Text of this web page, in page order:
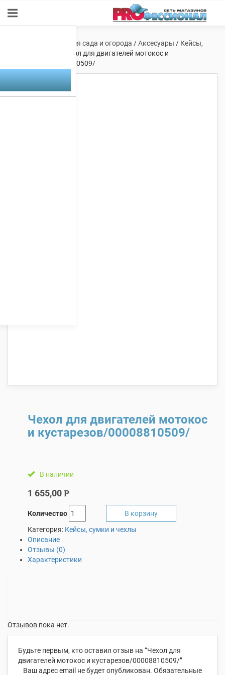
Техника для сада и огорода /Аксесуары / Кейсы,
/ Чехол для двигателей мотокос и
кустарезов/00008810509/
Чехол для двигателей мотокос
и кустарезов/00008810509/
В наличии
1 655,00 Р
Количество
В корзину
Категория: Кейсы, сумки и чехлы
Описание
Отзывы (0)
Характеристики
Отзывов пока нет.
Будьте первым, кто оставил отзыв на “Чехол для
двигателей мотокос и кустарезов/00008810509/”
Ваш адрес email не будет опубликован. Обязательные